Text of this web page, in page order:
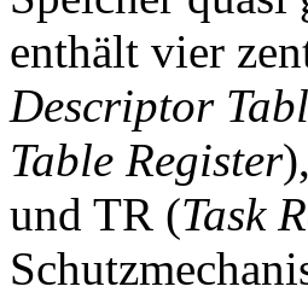
enthält vier
Descriptor
Table Register
und TR (Task